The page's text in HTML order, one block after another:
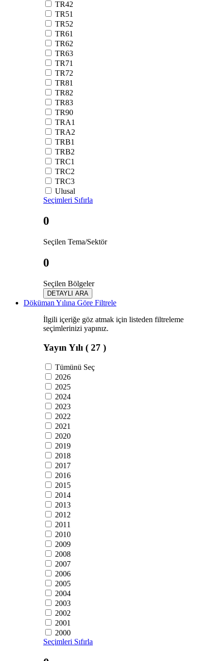
TR42
TR51
TR52
TR61
TR62
TR63
TR71
TR72
TR81
TR82
TR83
TR90
TRA1
TRA2
TRB1
TRB2
TRC1
TRC2
TRC3
Ulusal
Seçimleri Sıfırla
0
Seçilen Tema/Sektör
0
Seçilen Bölgeler
DETAYLI ARA
Döküman Yılına Göre Filtrele
İlgili içeriğe göz atmak için listeden filtreleme
seçimlerinizi yapınız.
Yayın Yılı ( 27 )
Tümünü Seç
2026
2025
2024
2023
2022
2021
2020
2019
2018
2017
2016
2015
2014
2013
2012
2011
2010
2009
2008
2007
2006
2005
2004
2003
2002
2001
2000
Seçimleri Sıfırla